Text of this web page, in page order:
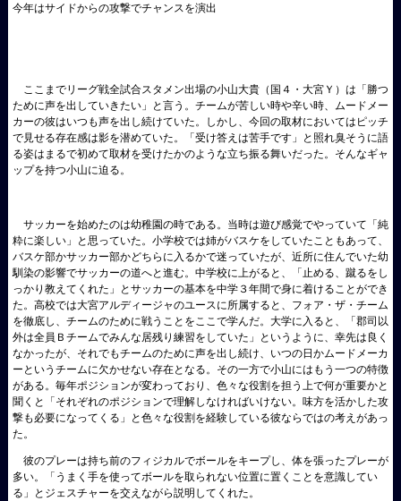
今年はサイドからの攻撃でチャンスを演出
ここまでリーグ戦全試合スタメン出場の小山大貴（国４・大宮Ｙ）は「勝つ
ために声を出していきたい」と言う。チームが苦しい時や辛い時、ムードメー
カーの彼はいつも声を出し続けていた。しかし、今回の取材においてはピッチ
で見せる存在感は影を潜めていた。「受け答えは苦手です」と照れ臭そうに語
る姿はまるで初めて取材を受けたかのような立ち振る舞いだった。そんなギャ
ップを持つ小山に迫る。
サッカーを始めたのは幼稚園の時である。当時は遊び感覚でやっていて「純
粋に楽しい」と思っていた。小学校では姉がバスケをしていたこともあって、
バスケ部かサッカー部かどちらに入るかで迷っていたが、近所に住んでいた幼
馴染の影響でサッカーの道へと進む。中学校に上がると、「止める、蹴るをし
っかり教えてくれた」とサッカーの基本を中学３年間で身に着けることができ
た。高校では大宮アルディージャのユースに所属すると、フォア・ザ・チーム
を徹底し、チームのために戦うことをここで学んだ。大学に入ると、「郡司以
外は全員Ｂチームでみんな居残り練習をしていた」というように、幸先は良く
なかったが、それでもチームのために声を出し続け、いつの日かムードメーカ
ーというチームに欠かせない存在となる。その一方で小山にはもう一つの特徴
がある。毎年ポジションが変わっており、色々な役割を担う上で何が重要かと
聞くと「それぞれのポジションで理解しなければいけない。味方を活かした攻
撃も必要になってくる」と色々な役割を経験している彼ならではの考えがあっ
た。
彼のプレーは持ち前のフィジカルでボールをキープし、体を張ったプレーが
多い。「うまく手を使ってボールを取られない位置に置くことを意識してい
る」とジェスチャーを交えながら説明してくれた。